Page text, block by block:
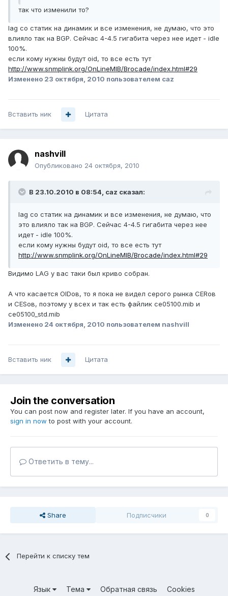
так что изменили то?
lag со статик на динамик и все изменения, не думаю, что это
влияло так на BGP. Сейчас 4-4.5 гигабита через нее идет - idle
100%.
если кому нужны будут oid, то все есть тут
http://www.snmplink.org/OnLineMIB/Brocade/index.html#29
Изменено 23 октября, 2010 пользователем caz
Вставить ник Цитата
nashvill
Опубликовано 24 октября, 2010
В 23.10.2010 в 08:54, caz сказал:
lag со статик на динамик и все изменения, не думаю, что
это влияло так на BGP. Сейчас 4-4.5 гигабита через нее
идет - idle 100%.
если кому нужны будут oid, то все есть тут
http://www.snmplink.org/OnLineMIB/Brocade/index.html#29
Видимо LAG у вас таки был криво собран.
А что касается OIDов, то я пока не видел серого рынка CERов
и CESов, поэтому у всех и так есть файлик ce05100.mib и
ce05100_std.mib
Изменено 24 октября, 2010 пользователем nashvill
Вставить ник Цитата
Join the conversation
You can post now and register later. If you have an account,
sign in now to post with your account.
Ответить в тему...
Share Подписчики 0
Перейти к списку тем
Язык Тема Обратная связь
Cookies